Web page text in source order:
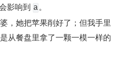
影响到 a。
，她把苹果削好了；但我手里
从餐盘里拿了一颗一模一样的